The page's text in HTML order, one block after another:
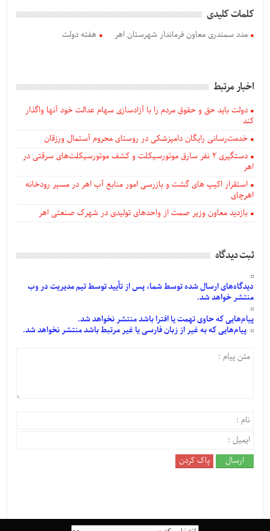
کلمات کلیدی
مدد سمندری معاون فرماندار شهرستان اهر هفته دولت
اخبار مرتبط
دولت باید حق و حقوق مردم را با آزادسازی سهام عدالت خود آنها واگذار
کند
خدمت‌رسانی رایگان دامپزشکی در روستای محروم آستمال ورزقان
دستگيری ۲ نفر سارق موتورسیکلت و کشف موتورسیکلت‌های سرقتی در
اهر
استقرار اکیپ های گشت و بازرسی امور منابع آب اهر در مسیر رودخانه
اهرچای
بازدید معاون وزیر صمت از واحدهای تولیدی در شهرک صنعتی اهر
ثبت دیدگاه
دیدگاه‌هایارسالشدهتوسط شما، پس ازتأییدتوسط تیم مدیریت در وب
منتشر خواهد شد.
پیام‌هاییکه حاوی تهمت یا افترا باشد منتشر نخواهد شد.
پیام‌هاییکه به غیر از زبان فارسی یا غیر مرتبط باشد منتشر نخواهد شد.